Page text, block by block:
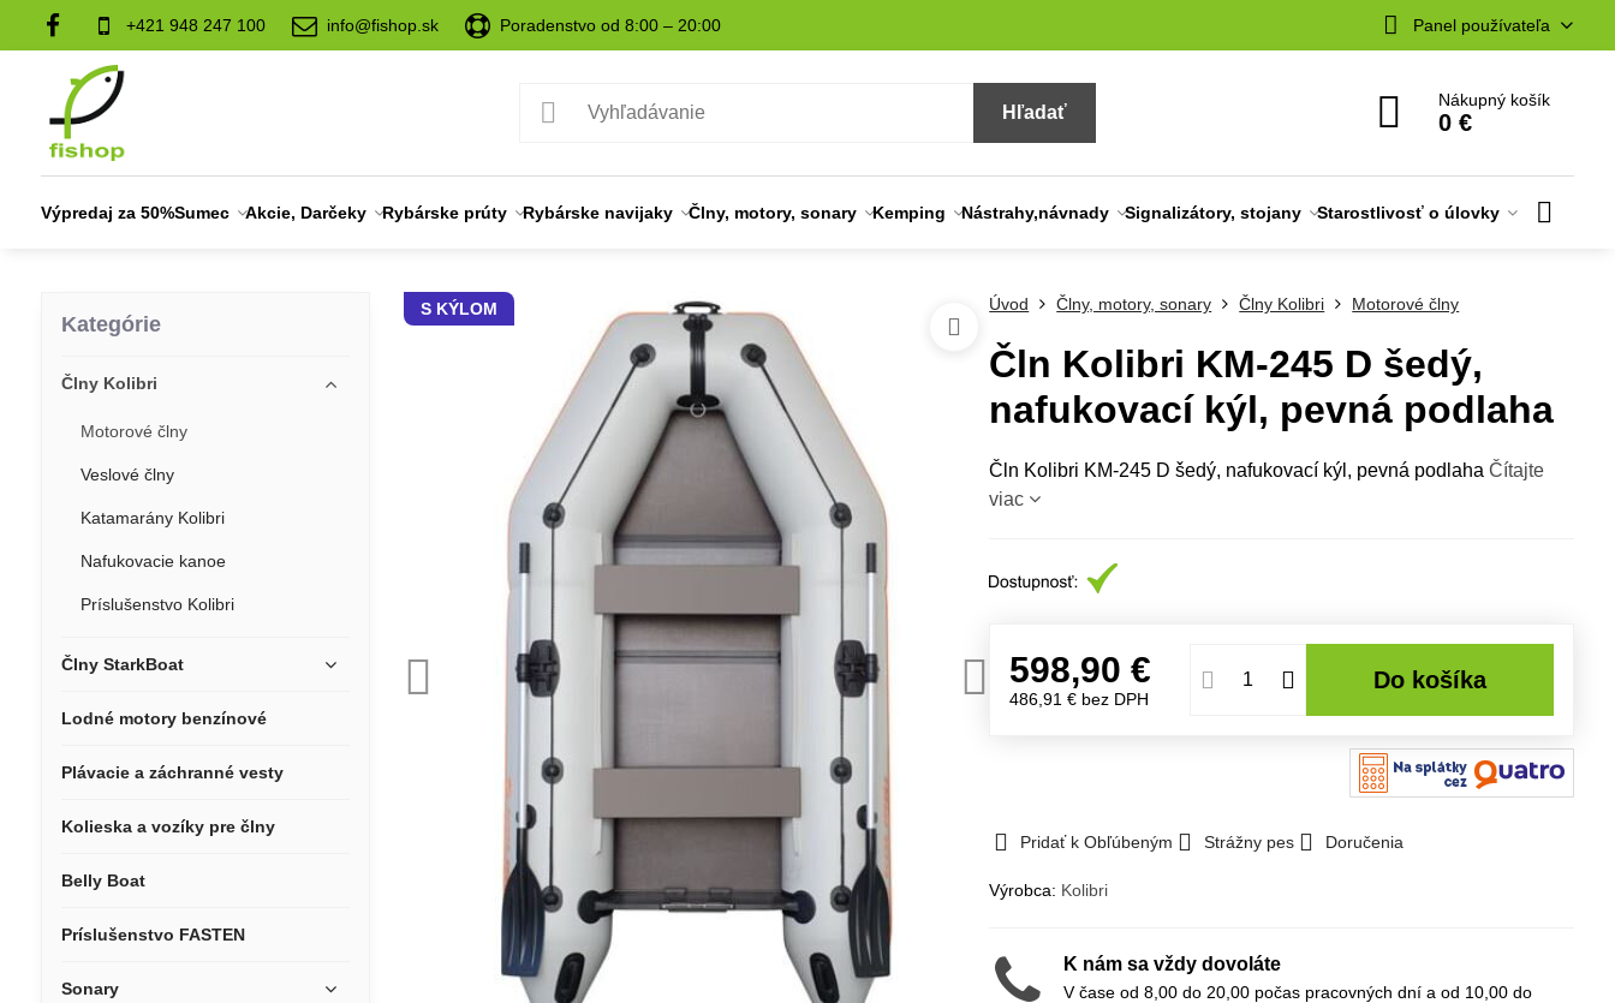
+421 948 247 100 info@fishop.sk Poradenstvo od 8:00 – 20:00 Panel používateľa
Hľadať
Nákupný košík
0 €
Výpredaj za 50%Sumec Akcie, Darčeky Rybárske prúty Rybárske navijaky Člny, motory, sonary Kemping Nástrahy,návnady Signalizátory, stojany Starostlivosť o úlovky
S KÝLOM Úvod Člny, motory, sonary Člny Kolibri Motorové člny
Čln Kolibri KM-245 D šedý,
nafukovací kýl, pevná podlaha
Čln Kolibri KM-245 D šedý, nafukovací kýl, pevná podlahaČítajte
viac
598,90 €
486,91 € bez DPH
Do košíka
Pridať k Obľúbeným Strážny pes Doručenia
Výrobca: Kolibri
K nám sa vždy dovoláte
V čase od 8,00 do 20,00 počas pracovných dní a od 10,00 do
Kategórie
Člny Kolibri
Motorové člny
Veslové člny
Katamarány Kolibri
Nafukovacie kanoe
Príslušenstvo Kolibri
Člny StarkBoat
Lodné motory benzínové
Plávacie a záchranné vesty
Kolieska a vozíky pre člny
Belly Boat
Príslušenstvo FASTEN
Sonary